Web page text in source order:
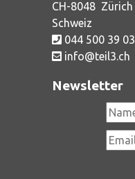
CH-8048 Zürich
Schweiz
044 500 39 03
info@teil3.ch
Newsletter